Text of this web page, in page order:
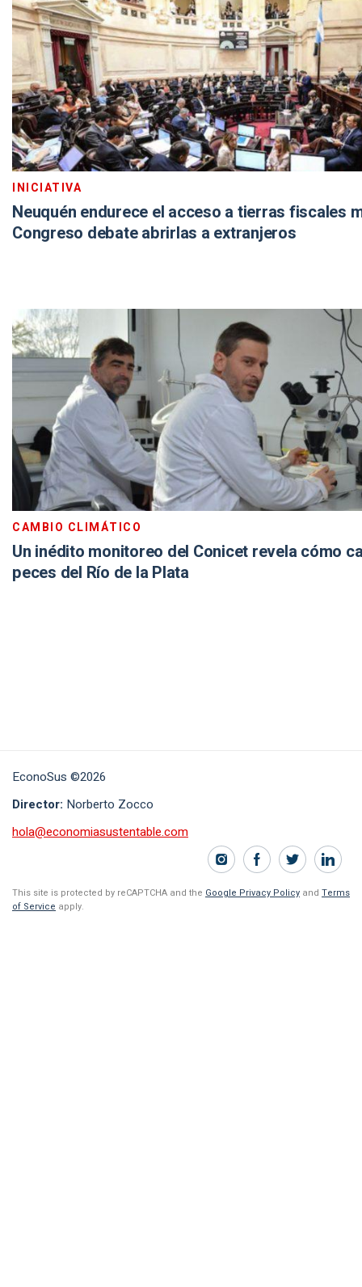
INICIATIVA
Neuquén endurece el acceso a tierras fiscales
Congreso debate abrirlas a extranjeros
CAMBIO CLIMÁTICO
Un inédito monitoreo del Conicet revela cómo
peces del Río de la Plata
EconoSus ©2026
Director: Norberto Zocco
hola@economiasustentable.com
This site is protected by reCAPTCHA and the Google Privacy Policy and Terms
of Service apply.